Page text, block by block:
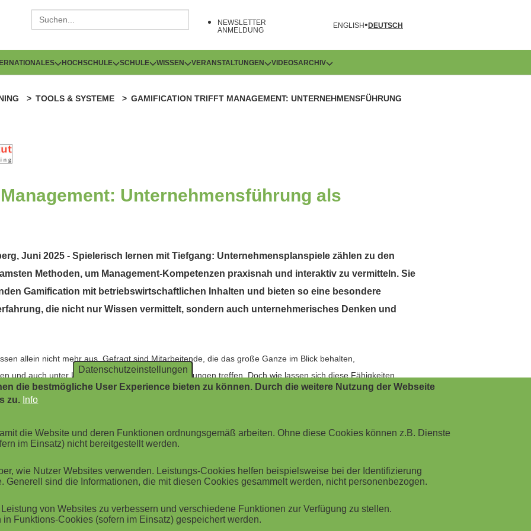
NEWSLETTER
ANMELDUNG
ENGLISH DEUTSCH
HOCHSCHULE SCHULE WISSEN VERANSTALTUNGEN VIDEOSARCHIV
TOOLS & SYSTEME
GAMIFICATION TRIFFT MANAGEMENT: UNTERNEHMENSFÜHRUNG
Unternehmensführung als
Juni 2025 - Spielerisch lernen mit Tiefgang: Unternehmensplanspiele zählen zu den
Methoden, um Management-Kompetenzen praxisnah und interaktiv zu vermitteln. Sie
Gamification mit betriebswirtschaftlichen Inhalten und bieten so eine besondere
die nicht nur Wissen vermittelt, sondern auch unternehmerisches Denken und
allein nicht mehr aus. Gefragt sind Mitarbeitende, die das große Ganze im Blick behalten,
und auch unter Unsicherheit fundierte Entscheidungen treffen. Doch wie lassen sich diese Fähigkeiten
in nicht-spielerischen Kontexten – ist mehr als ein Trend und längst fester Bestandteil moderner
sinnvoll miteinander verknüpft werden, entsteht ein nachhaltiger Lernerfolg. Unternehmensplanspiele
spielerischen Zugang zu komplexen Managementthemen.
in verschiedenen Unternehmensbereichen und erleben deren Auswirkungen unmittelbar. Der
die Motivation und den Ehrgeiz der Teilnehmenden. Statt trockener Theorie erleben sie hautnah, wie
Datenschutzeinstellungen
die bestmögliche User Experience bieten zu können. Durch die weitere Nutzung der Webseite
zu. Info
die Website und deren Funktionen ordnungsgemäß arbeiten. Ohne diese Cookies können z.B. Dienste
im Einsatz) nicht bereitgestellt werden.
wie Nutzer Websites verwenden. Leistungs-Cookies helfen beispielsweise bei der Identifizierung
Generell sind die Informationen, die mit diesen Cookies gesammelt werden, nicht personenbezogen.
von Websites zu verbessern und verschiedene Funktionen zur Verfügung zu stellen.
Funktions-Cookies (sofern im Einsatz) gespeichert werden.